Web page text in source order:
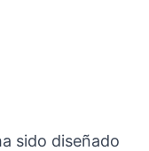
sido diseñado